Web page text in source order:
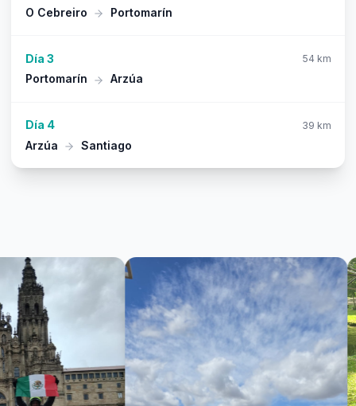
O Cebreiro Portomarín
Día 3 54 km
Portomarín Arzúa
Día 4 39 km
Arzúa Santiago